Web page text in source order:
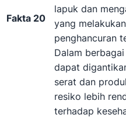
Fakta 20
lapuk dan
yang
penghancuran
Dalam
dapat
serat dan
resiko lebih
terhadap